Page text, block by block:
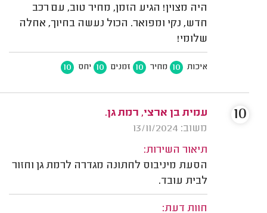
היה מצוין! הגיע הזמן, מחיר טוב, עם רכב
חדש, נקי ומפואר. הכול נעשה בחיוך, אחלה
שלומי!
איכות 10 מחיר 10 זמנים 10 יחס 10
עמית בן ארצי, רמת גן.
משוב: 13/11/2024
תיאור השירות:
הסעת מיניבוס לחתונה מגדרה לרמת גן וחזור
לבית עובד.
חוות דעת:
10